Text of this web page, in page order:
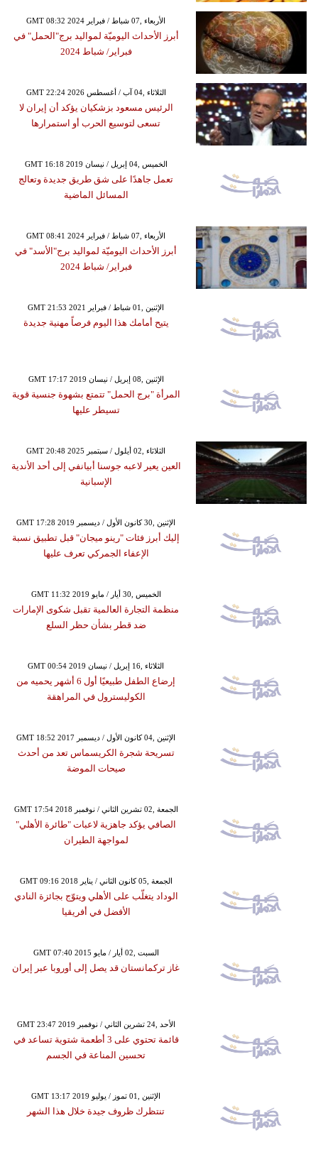
GMT 08:32 2024 الأربعاء ,07 شباط / فبراير
أبرز الأحداث اليوميّة لمواليد برج"الحمل" في
فبراير/ شباط 2024
GMT 22:24 2026 الثلاثاء ,04 آب / أغسطس
الرئيس مسعود بزشكيان يؤكد أن إيران لا
تسعى لتوسيع الحرب أو استمرارها
GMT 16:18 2019 الخميس ,04 إبريل / نيسان
تعمل جاهدًا على شق طريق جديدة وتعالج
المسائل الماضية
GMT 08:41 2024 الأربعاء ,07 شباط / فبراير
أبرز الأحداث اليوميّة لمواليد برج"الأسد" في
فبراير/ شباط 2024
GMT 21:53 2021 الإثنين ,01 شباط / فبراير
يتيح أمامك هذا اليوم فرصاً مهنية جديدة
GMT 17:17 2019 الإثنين ,08 إبريل / نيسان
المرأة "برج الحمل" تتمتع بشهوة جنسية قوية
تسيطر عليها
GMT 20:48 2025 الثلاثاء ,02 أيلول / سبتمبر
العين يعير لاعبه جوسنا أبيانفي إلى أحد الأندية
الإسبانية
GMT 17:28 2019 الإثنين ,30 كانون الأول / ديسمبر
إليك أبرز فئات "رينو ميجان" قبل تطبيق نسبة
الإعفاء الجمركي تعرف عليها
GMT 11:32 2019 الخميس ,30 أيار / مايو
منظمة التجارة العالمية تقبل شكوى الإمارات
ضد قطر بشأن حظر السلع
GMT 00:54 2019 الثلاثاء ,16 إبريل / نيسان
إرضاع الطفل طبيعيًا أول 6 أشهر يحميه من
الكوليسترول في المراهقة
GMT 18:52 2017 الإثنين ,04 كانون الأول / ديسمبر
تسريحة شجرة الكريسماس تعد من أحدث
صيحات الموضة
GMT 17:54 2018 الجمعة ,02 تشرين الثاني / نوفمبر
الصافي يؤكد جاهزية لاعبات "طائرة الأهلي"
لمواجهة الطيران
GMT 09:16 2018 الجمعة ,05 كانون الثاني / يناير
الوداد يتغلّب على الأهلي ويتوّج بجائزة النادي
الأفضل في أفريقيا
GMT 07:40 2015 السبت ,02 أيار / مايو
غاز تركمانستان قد يصل إلى أوروبا عبر إيران
GMT 23:47 2019 الأحد ,24 تشرين الثاني / نوفمبر
قائمة تحتوي على 3 أطعمة شتوية تساعد في
تحسين المناعة في الجسم
GMT 13:17 2019 الإثنين ,01 تموز / يوليو
تنتظرك ظروف جيدة خلال هذا الشهر